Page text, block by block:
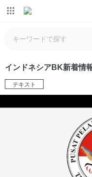
インドネシアBK新着情
テキスト